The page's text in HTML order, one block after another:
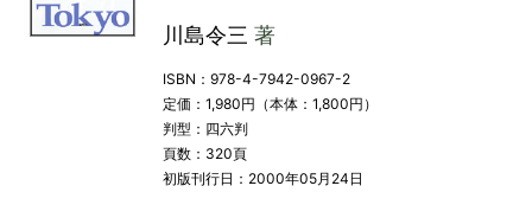
川島令三 著
ISBN：978-4-7942-0967-2
定価：1,980円（本体：1,800円）
判型：四六判
頁数：320頁
初版刊行日：2000年05月24日